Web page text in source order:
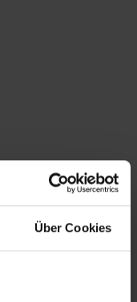
Über Cookies